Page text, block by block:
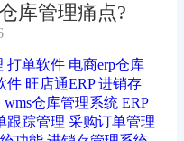
库管理痛点?
打单软件 电商erp仓库
件 旺店通ERP 进销存
wms仓库管理系统 ERP
跟踪管理 采购订单管理